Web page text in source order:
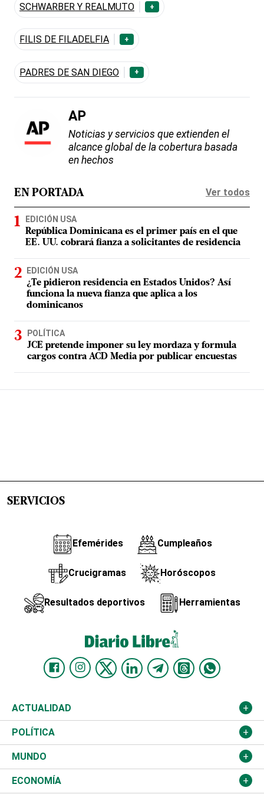
SCHWARBER Y REALMUTO +
FILIS DE FILADELFIA +
PADRES DE SAN DIEGO +
AP
Noticias y servicios que extienden el
alcance global de la cobertura basada
en hechos
EN PORTADA Ver todos
EDICIÓN USA
República Dominicana es el primer país en el que
EE. UU. cobrará fianza a solicitantes de residencia
EDICIÓN USA
¿Te pidieron residencia en Estados Unidos? Así
funciona la nueva fianza que aplica a los
dominicanos
POLÍTICA
JCE pretende imponer su ley mordaza y formula
cargos contra ACD Media por publicar encuestas
SERVICIOS
Efemérides Cumpleaños
Crucigramas Horóscopos
Resultados deportivos Herramientas
ACTUALIDAD
Nacional
Ciudad
Educación
POLÍTICA
Partidos
JCE
MUNDO
Estados Unidos
ECONOMÍA